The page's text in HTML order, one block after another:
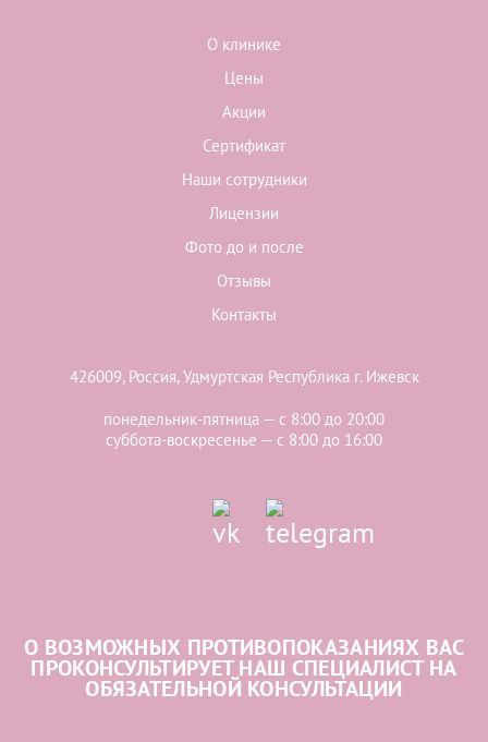
О клинике
Цены
Акции
Сертификат
Наши сотрудники
Лицензии
Фото до и после
Отзывы
Контакты
426009, Россия, Удмуртская Республика г. Ижевск
понедельник-пятница — с 8:00 до 20:00
суббота-воскресенье — с 8:00 до 16:00
О ВОЗМОЖНЫХ ПРОТИВОПОКАЗАНИЯХ ВАС
ПРОКОНСУЛЬТИРУЕТ НАШ СПЕЦИАЛИСТ НА
ОБЯЗАТЕЛЬНОЙ КОНСУЛЬТАЦИИ